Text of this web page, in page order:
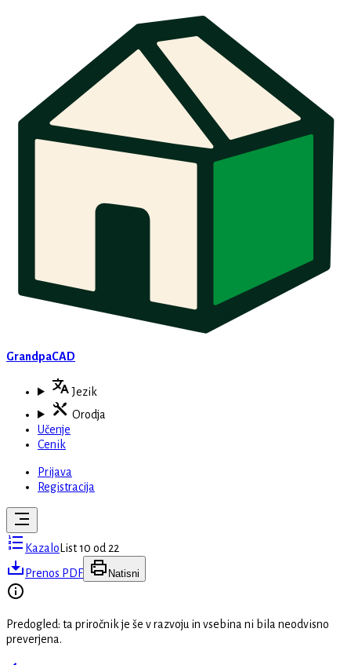
GrandpaCAD
Jezik
Orodja
Učenje
Cenik
Prijava
Registracija
Kazalo List 10 od 22
Prenos PDF
Natisni
Predogled: ta priročnik je še v razvoju in vsebina ni bila neodvisno
preverjena.